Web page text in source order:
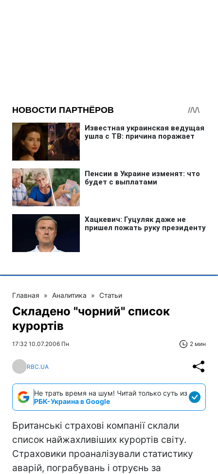
Главная » Аналитика » Статьи
Складено "чорний" список
курортів
17:32 10.07.2006 Пн 2 мин
RBC.UA
Не трать время на шум! Читай только суть из
РБК-Украина в Google
Британські страхові компанії склали
список найжахливіших курортів світу.
Страховики проаналізували статистику
аварій, пограбувань і отруєнь за